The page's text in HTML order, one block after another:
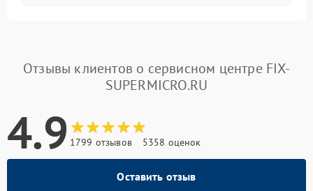
Отзывы клиентов о сервисном центре FIX-
SUPERMICRO.RU
4.9 1799 отзывов 5358 оценок
Оставить отзыв